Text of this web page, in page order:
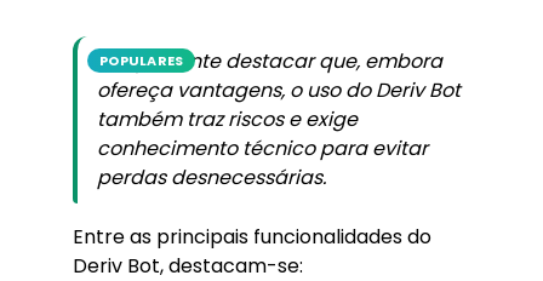
POPULARES
É importante destacar que, embora
ofereça vantagens, o uso do Deriv Bot
também traz riscos e exige
conhecimento técnico para evitar
perdas desnecessárias.
Entre as principais funcionalidades do
Deriv Bot, destacam-se: